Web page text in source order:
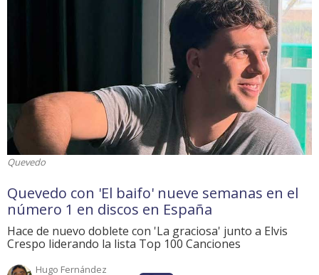
Quevedo
Quevedo con 'El baifo' nueve semanas en el
número 1 en discos en España
Hace de nuevo doblete con 'La graciosa' junto a Elvis
Crespo liderando la lista Top 100 Canciones
Hugo Fernández